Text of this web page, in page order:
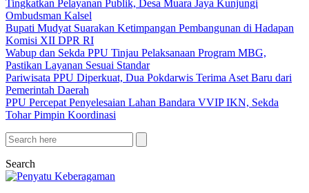
Tingkatkan Pelayanan Publik, Desa Muara Jaya Kunjungi
Ombudsman Kalsel
Bupati Mudyat Suarakan Ketimpangan Pembangunan di Hadapan
Komisi XII DPR RI
Wabup dan Sekda PPU Tinjau Pelaksanaan Program MBG,
Pastikan Layanan Sesuai Standar
Pariwisata PPU Diperkuat, Dua Pokdarwis Terima Aset Baru dari
Pemerintah Daerah
PPU Percepat Penyelesaian Lahan Bandara VVIP IKN, Sekda
Tohar Pimpin Koordinasi
Search